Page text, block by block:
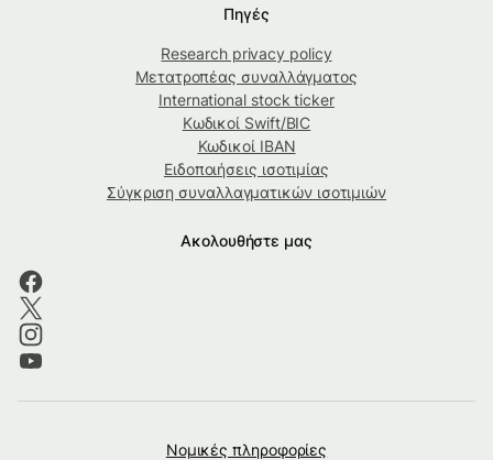
Πηγές
Research privacy policy
Μετατροπέας συναλλάγματος
International stock ticker
Κωδικοί Swift/BIC
Κωδικοί IBAN
Ειδοποιήσεις ισοτιμίας
Σύγκριση συναλλαγματικών ισοτιμιών
Ακολουθήστε μας
Νομικές πληροφορίες